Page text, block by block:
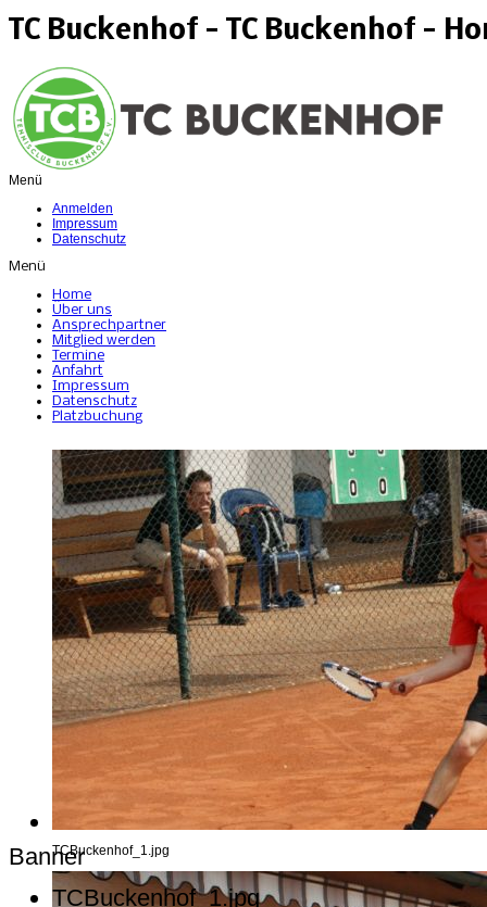
TC Buckenhof - TC Buckenhof -
Menü
Anmelden
Impressum
Datenschutz
Menü
Home
Über uns
Ansprechpartner
Mitglied werden
Termine
Anfahrt
Impressum
Datenschutz
Platzbuchung
TCBuckenhof_1.jpg
Banner
TCBuckenhof_1.jpg